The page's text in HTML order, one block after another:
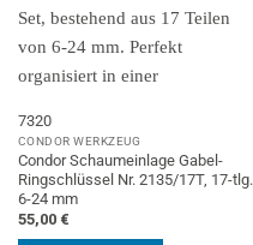
7320
CONDOR WERKZEUG
Condor Schaumeinlage Gabel-
Ringschlüssel Nr. 2135/17T, 17-tlg.,
6-24 mm
55,00 €